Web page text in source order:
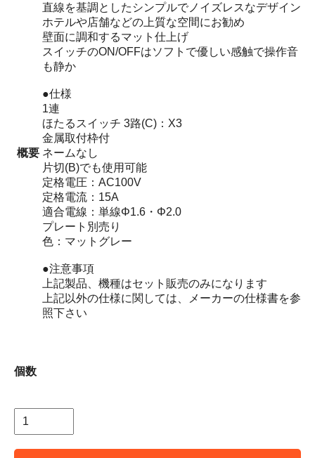
概要
直線を基調としたシンプルでノイズレスなデザイン
ホテルや店舗などの上質な空間にお勧め
壁面に調和するマット仕上げ
スイッチのON/OFFはソフトで優しい感触で操作音
も静か
●仕様
1連
ほたるスイッチ 3路(C)：X3
金属取付枠付
ネームなし
片切(B)でも使用可能
定格電圧：AC100V
定格電流：15A
適合電線：単線Φ1.6・Φ2.0
プレート別売り
色：マットグレー
●注意事項
上記製品、機種はセット販売のみになります
上記以外の仕様に関しては、メーカーの仕様書を参
照下さい
個数